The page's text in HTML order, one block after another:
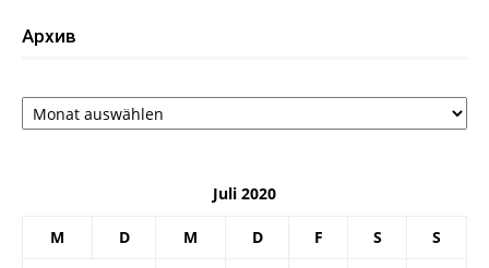
Архив
Архив
Juli 2020
M D M D F S S